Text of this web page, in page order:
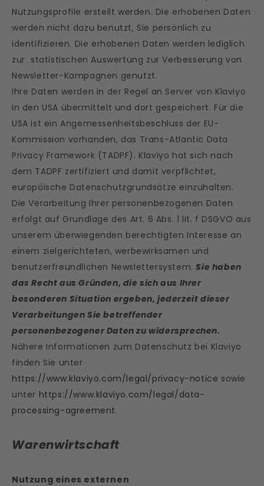
Nutzungsprofile erstellt werden. Die erhobenen Daten
werden nicht dazu benutzt, Sie persönlich zu
identifizieren. Die erhobenen Daten werden lediglich
zur statistischen Auswertung zur Verbesserung von
Newsletter-Kampagnen genutzt.
Ihre Daten werden in der Regel an Server von Klaviyo
in den USA übermittelt und dort gespeichert. Für die
USA ist ein Angemessenheitsbeschluss der EU-
Kommission vorhanden, das Trans-Atlantic Data
Privacy Framework (TADPF). Klaviyo hat sich nach
dem TADPF zertifiziert und damit verpflichtet,
europäische Datenschutzgrundsätze einzuhalten.
Die Verarbeitung Ihrer personenbezogenen Daten
erfolgt auf Grundlage des Art. 6 Abs. 1 lit. f DSGVO aus
unserem überwiegenden berechtigten Interesse an
einem zielgerichteten, werbewirksamen und
benutzerfreundlichen Newslettersystem.Sie haben
das Recht aus Gründen, die sich aus Ihrer
besonderen Situation ergeben, jederzeit dieser
Verarbeitungen Sie betreffender
personenbezogener Daten zu widersprechen.
Nähere Informationen zum Datenschutz bei Klaviyo
finden Sie unter
https://www.klaviyo.com/legal/privacy-notice sowie
unter https://www.klaviyo.com/legal/data-
processing-agreement.
Warenwirtschaft
Nutzung eines externen